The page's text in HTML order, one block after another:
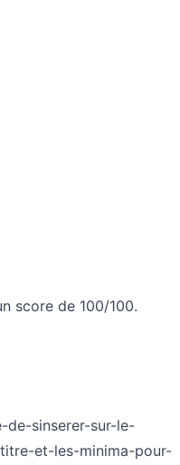
score de 100/100.
de-sinserer-sur-le-
et-les-minima-pour-